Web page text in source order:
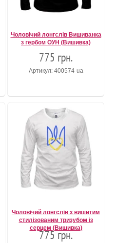
Чоловічий лонгслів Вишиванка
з гербом ОУН (Вишивка)
775 грн.
Артикул: 400574-ua
Чоловічий лонгслів з вишитим
стилізованим тризубом із
серцем (Вишивка)
775 грн.